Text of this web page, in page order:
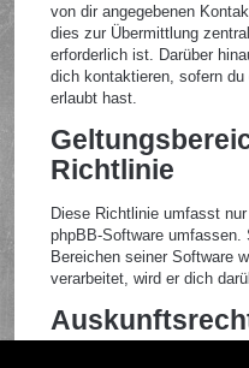
von dir angegebenen
dies zur Übermittlung
erforderlich ist. Darüber
dich kontaktieren, sofern
erlaubt hast.
Richtlinie
Diese Richtlinie umfasst
phpBB-Software umfassen.
Bereichen seiner Software
verarbeitet, wird er dich